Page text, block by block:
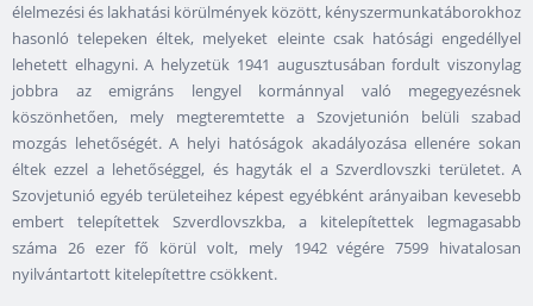
élelmezési és lakhatási körülmények között, kényszermunkatáborokhoz
hasonló telepeken éltek, melyeket eleinte csak hatósági engedéllyel
lehetett elhagyni. A helyzetük 1941 augusztusában fordult viszonylag
jobbra az emigráns lengyel kormánnyal való megegyezésnek
köszönhetően, mely megteremtette a Szovjetunión belüli szabad
mozgás lehetőségét. A helyi hatóságok akadályozása ellenére sokan
éltek ezzel a lehetőséggel, és hagyták el a Szverdlovszki területet. A
Szovjetunió egyéb területeihez képest egyébként arányaiban kevesebb
embert telepítettek Szverdlovszkba, a kitelepítettek legmagasabb
száma 26 ezer fő körül volt, mely 1942 végére 7599 hivatalosan
nyilvántartott kitelepítettre csökkent.